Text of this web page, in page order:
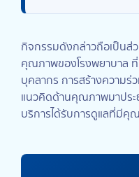
กิจกรรมดังกล่าวถือเป็น
คุณภาพของโรงพยาบาล
บุคลากร การสร้างความร่
แนวคิดด้านคุณภาพมาประ
บริการได้รับการดูแลที่มีคุ